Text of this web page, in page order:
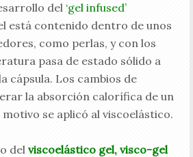
del ‘gel infused’
está contenido dentro de unos
como perlas, y con los
pasa de estado sólido a
cápsula. Los cambios de
la absorción calorífica de un
se aplicó al viscoelástico.
del viscoelástico gel, visco-gel